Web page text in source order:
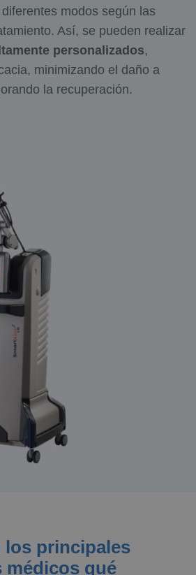
modos según las
Así, se pueden realizar
personalizados,
minimizando el daño a
la recuperación.
los principales
médicos qué